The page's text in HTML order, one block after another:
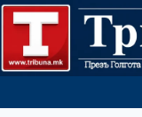
Skip
content